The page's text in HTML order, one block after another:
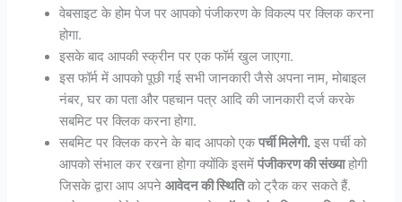
वेबसाइट के होम पेज पर आपको पंजीकरण के विकल्प पर क्लिक करना
होगा.
इसके बाद आपकी स्क्रीन पर एक फॉर्म खुल जाएगा.
इस फॉर्म में आपको पूछी गई सभी जानकारी जैसे अपना नाम, मोबाइल
नंबर, घर का पता और पहचान पत्र आदि की जानकारी दर्ज करके
सबमिट पर क्लिक करना होगा.
सबमिट पर क्लिक करने के बाद आपको एकपर्ची मिलेगी. इस पर्ची को
आपको संभाल कर रखना होगा क्योंकि इसमेंपंजीकरण की संख्याहोगी
जिसके द्वारा आप अपनेआवेदन की स्थितिको ट्रैक कर सकते हैं.